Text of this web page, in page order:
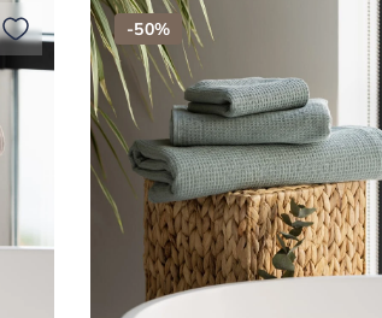
-50%